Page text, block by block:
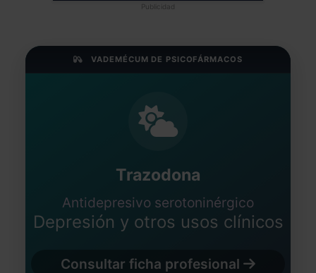
Publicidad
VADEMÉCUM DE PSICOFÁRMACOS
Trazodona
Antidepresivo serotoninérgico
Depresión y otros usos clínicos
Consultar ficha profesional